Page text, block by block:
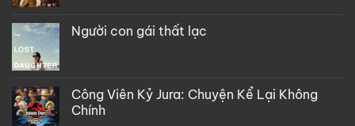
Người con gái thất lạc
Công Viên Kỷ Jura: Chuyện Kể Lại Không
Chính